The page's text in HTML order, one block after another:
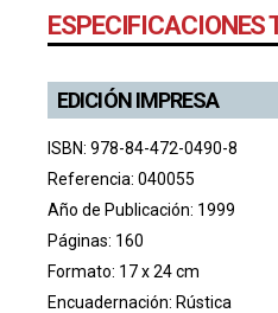
ESPECIFICACIONES
EDICIÓN IMPRESA
ISBN: 978-84-472-0490-8
Referencia: 040055
Año de Publicación: 1999
Páginas: 160
Formato: 17 x 24 cm
Encuadernación: Rústica